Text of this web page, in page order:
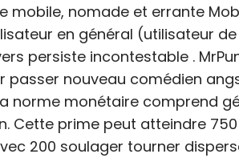
mobile, nomade et errante
en général (utilisateur
persiste incontestable .
passer nouveau comédien
norme monétaire comprend
Cette prime peut atteindre
200 soulager tourner